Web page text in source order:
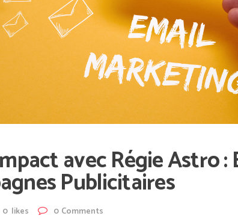
avec Régie Astro
Publicitaires
0 likes 0 Comments